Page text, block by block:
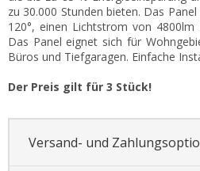
zu 30.000 Stunden bieten. Das
120°, einen Lichtstrom von
Das Panel eignet sich für
Büros und Tiefgaragen. Einfache
Der Preis gilt für 3 Stück!
Versand- und